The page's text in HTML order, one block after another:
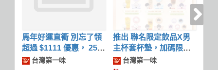
馬年好運直衝 別忘了領
超過 $1111 優惠， 25
天天天都能用
台灣第一味
推出 聯名限定飲品X男
主杯套杯墊，加碼限量
聯名徽章只在這個春天
台灣第一味